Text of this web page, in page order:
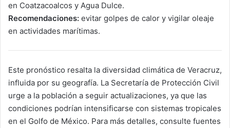
en Coatzacoalcos y Agua Dulce.
Recomendaciones: evitar golpes de calor y vigilar oleaje
en actividades marítimas.
Este pronóstico resalta la diversidad climática de Veracruz,
influida por su geografía. La Secretaría de Protección Civil
urge a la población a seguir actualizaciones, ya que las
condiciones podrían intensificarse con sistemas tropicales
en el Golfo de México. Para más detalles, consulte fuentes